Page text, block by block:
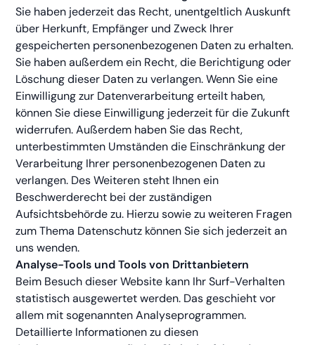
Sie haben jederzeit das Recht, unentgeltlich Auskunft
über Herkunft, Empfänger und Zweck Ihrer
gespeicherten personenbezogenen Daten zu erhalten.
Sie haben außerdem ein Recht, die Berichtigung oder
Löschung dieser Daten zu verlangen. Wenn Sie eine
Einwilligung zur Datenverarbeitung erteilt haben,
können Sie diese Einwilligung jederzeit für die Zukunft
widerrufen. Außerdem haben Sie das Recht,
unterbestimmten Umständen die Einschränkung der
Verarbeitung Ihrer personenbezogenen Daten zu
verlangen. Des Weiteren steht Ihnen ein
Beschwerderecht bei der zuständigen
Aufsichtsbehörde zu. Hierzu sowie zu weiteren Fragen
zum Thema Datenschutz können Sie sich jederzeit an
uns wenden.
Analyse-Tools und Tools von Drittanbietern
Beim Besuch dieser Website kann Ihr Surf-Verhalten
statistisch ausgewertet werden. Das geschieht vor
allem mit sogenannten Analyseprogrammen.
Detaillierte Informationen zu diesen